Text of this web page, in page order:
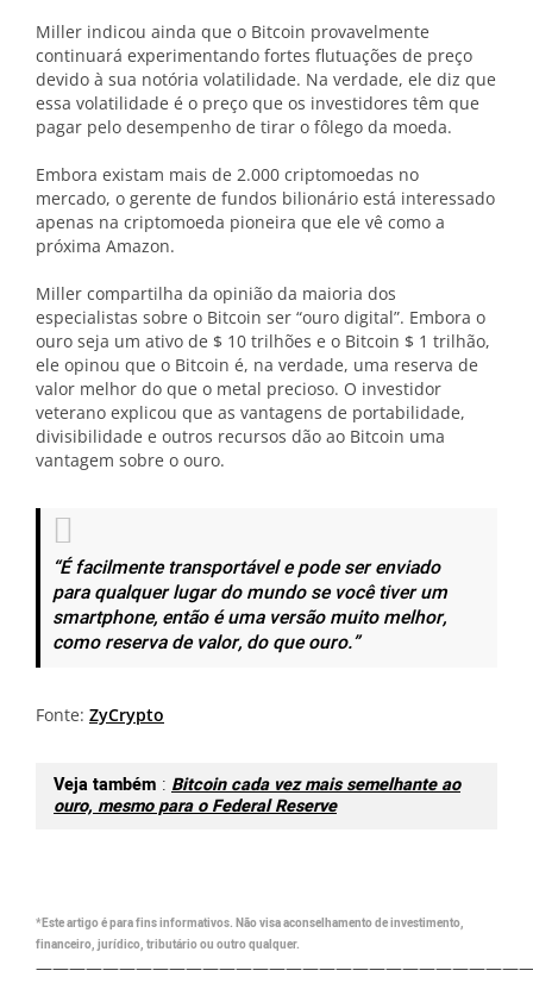
Miller indicou ainda que o Bitcoin provavelmente
continuará experimentando fortes flutuações de preço
devido à sua notória volatilidade. Na verdade, ele diz que
essa volatilidade é o preço que os investidores têm que
pagar pelo desempenho de tirar o fôlego da moeda.
Embora existam mais de 2.000 criptomoedas no
mercado, o gerente de fundos bilionário está interessado
apenas na criptomoeda pioneira que ele vê como a
próxima Amazon.
Miller compartilha da opinião da maioria dos
especialistas sobre o Bitcoin ser “ouro digital”. Embora o
ouro seja um ativo de $ 10 trilhões e o Bitcoin $ 1 trilhão,
ele opinou que o Bitcoin é, na verdade, uma reserva de
valor melhor do que o metal precioso. O investidor
veterano explicou que as vantagens de portabilidade,
divisibilidade e outros recursos dão ao Bitcoin uma
vantagem sobre o ouro.
“É facilmente transportável e pode ser enviado
para qualquer lugar do mundo se você tiver um
smartphone, então é uma versão muito melhor,
como reserva de valor, do que ouro.”
Fonte: ZyCrypto
Veja também : Bitcoin cada vez mais semelhante ao
ouro, mesmo para o Federal Reserve
*Este artigo é para fins informativos. Não visa aconselhamento de investimento,
financeiro, jurídico, tributário ou outro qualquer.